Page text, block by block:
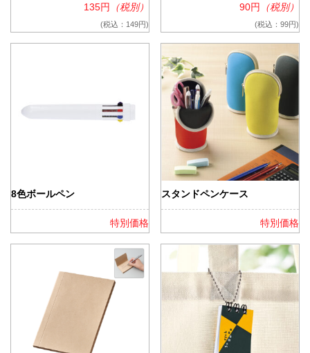
135円 （税別）
(税込：149円)
90円 （税別）
(税込：99円)
8色ボールペン
特別価格
スタンドペンケース
特別価格